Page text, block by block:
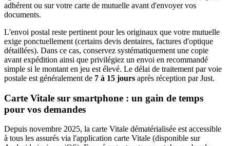
adhérent ou sur votre carte de mutuelle avant d'envoyer vos
documents.
L'envoi postal reste pertinent pour les originaux que votre mutuelle
exige ponctuellement (certains devis dentaires, factures d'optique
détaillées). Dans ce cas, conservez systématiquement une copie
avant expédition ainsi que privilégiez un envoi en recommandé
simple si le montant en jeu est élevé. Le délai de traitement par voie
postale est généralement de 7 à 15 jours après réception par Just.
Carte Vitale sur smartphone : un gain de temps
pour vos demandes
Depuis novembre 2025, la carte Vitale dématérialisée est accessible
à tous les assurés via l'application carte Vitale (disponible sur